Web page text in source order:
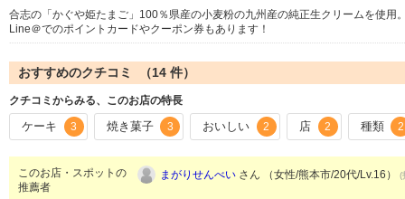
合志の「かぐや姫たまご」100％県産の小麦粉の九州産の純正生クリームを使用
Line＠でのポイントカードやクーポン券もあります！
おすすめのクチコミ （14 件）
クチコミからみる、このお店の特長
ケーキ 3 焼き菓子 3 おいしい 2 店 2 種類 2
このお店・スポットの
推薦者
まがりせんべい さん （女性/熊本市/20代/Lv.16） (